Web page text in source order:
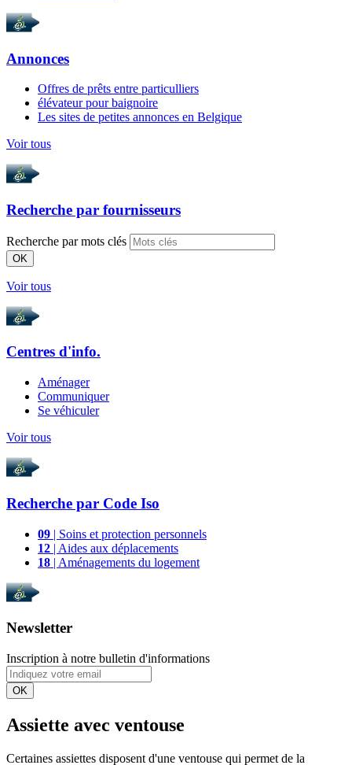
Annonces
Offres de prêts entre particulliers
élévateur pour baignoire
Les sites de petites annonces en Belgique
Voir tous
Recherche par fournisseurs
Recherche par mots clés
OK
Voir tous
Centres d'info.
Aménager
Communiquer
Se véhiculer
Voir tous
Recherche par Code Iso
09 | Soins et protection personnels
12 | Aides aux déplacements
18 | Aménagements du logement
Newsletter
Inscription à notre bulletin d'informations
OK
Assiette avec ventouse
Certaines assiettes disposent d'une ventouse qui permet de la